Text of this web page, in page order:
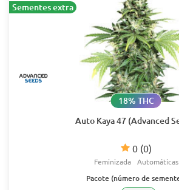
Sementes extra
Auto Kaya 47 (Advanced
0 (0)
18% THC
Feminizada Automáticas
Pacote (número de